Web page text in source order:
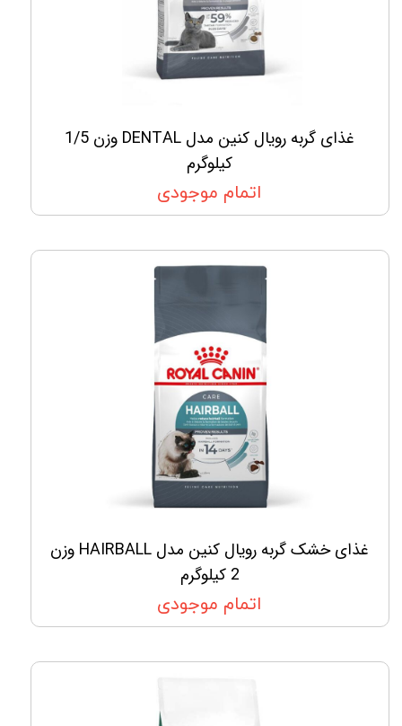
غذای گربه رویال کنین مدل DENTAL وزن 1/5
کیلوگرم
اتمام موجودی
غذای خشک گربه رویال کنین مدل HAIRBALL وزن
2 کیلوگرم
اتمام موجودی